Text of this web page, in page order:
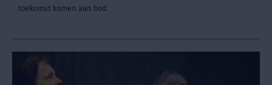
toekomst komen aan bod.